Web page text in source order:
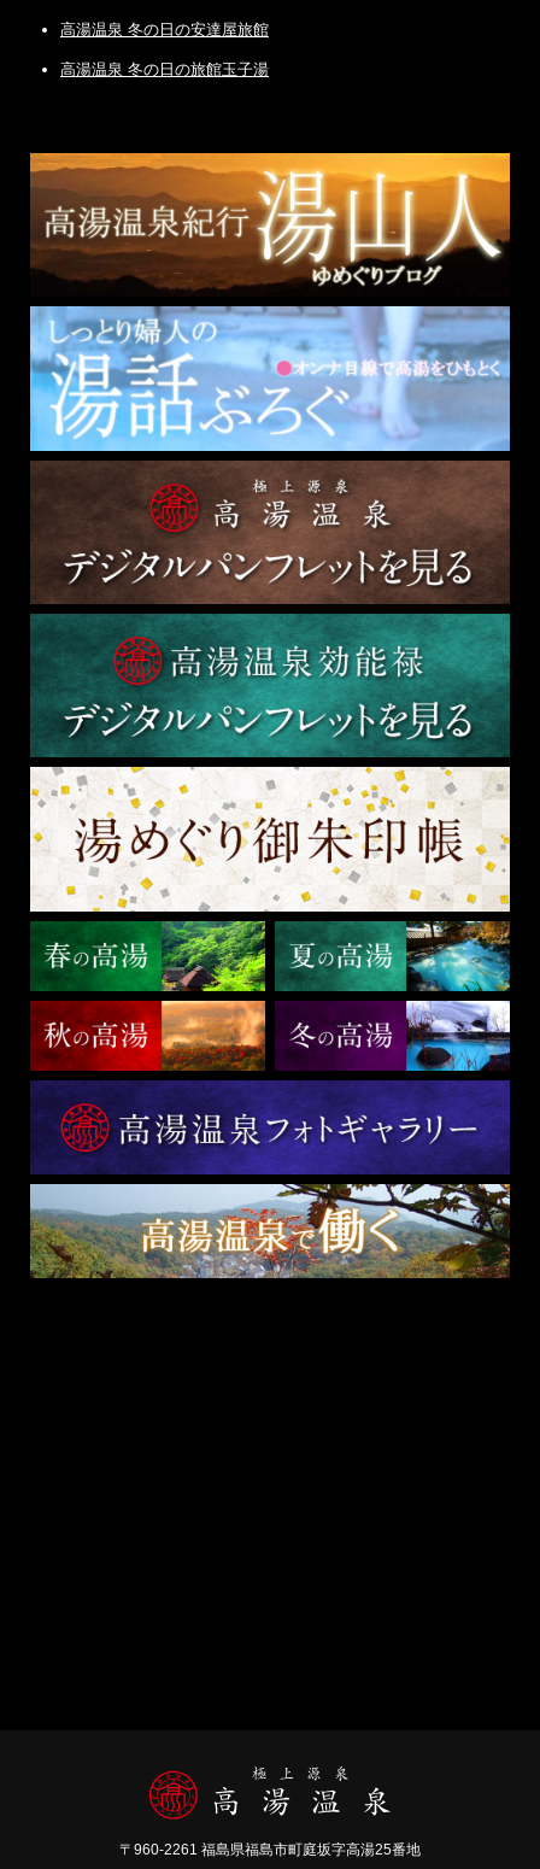
高湯温泉 冬の日の安達屋旅館
高湯温泉 冬の日の旅館玉子湯
〒960-2261 福島県福島市町庭坂字高湯25番地